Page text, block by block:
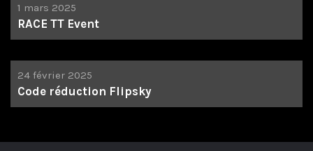
1 mars 2025
RACE TT Event
24 février 2025
Code réduction Flipsky